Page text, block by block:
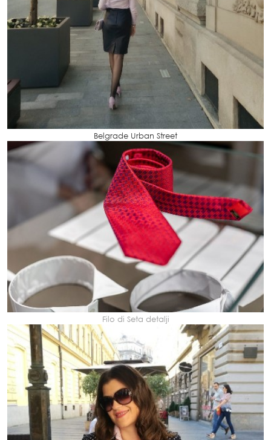
Belgrade Urban Street
Filo di Seta detalji